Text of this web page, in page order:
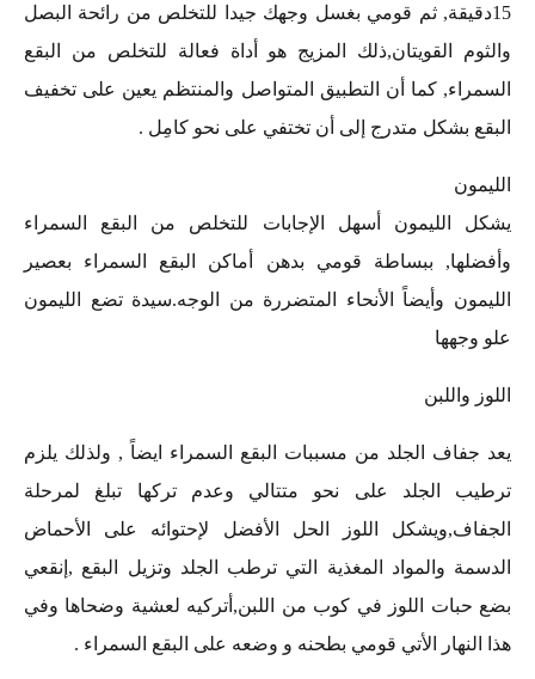
15دقيقة, ثم قومي بغسل وجهك جيدا للتخلص من رائحة البصل
والثوم القويتان,ذلك المزيج هو أداة فعالة للتخلص من البقع
السمراء, كما أن التطبيق المتواصل والمنتظم يعين على تخفيف
البقع بشكل متدرج إلى أن تختفي على نحو كامِل .
الليمون
يشكل الليمون أسهل الإجابات للتخلص من البقع السمراء
وأفضلها, ببساطة قومي بدهن أماكن البقع السمراء بعصير
الليمون وأيضاً الأنحاء المتضررة من الوجه.سيدة تضع الليمون
علو وجهها
اللوز واللبن
يعد جفاف الجلد من مسببات البقع السمراء ايضاً , ولذلك يلزم
ترطيب الجلد على نحو متتالي وعدم تركها تبلغ لمرحلة
الجفاف,ويشكل اللوز الحل الأفضل لإحتوائه على الأحماض
الدسمة والمواد المغذية التي ترطب الجلد وتزيل البقع ,إنقعي
بضع حبات اللوز في كوب من اللبن,أتركيه لعشية وضحاها وفي
هذا النهار الأتي قومي بطحنه و وضعه على البقع السمراء .